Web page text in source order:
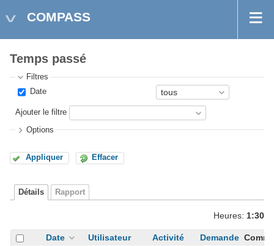
COMPASS
Temps passé
Filtres
Date
Ajouter le filtre
Options
Appliquer Effacer
Détails Rapport
Heures: 1:30
Date Utilisateur Activité Demande